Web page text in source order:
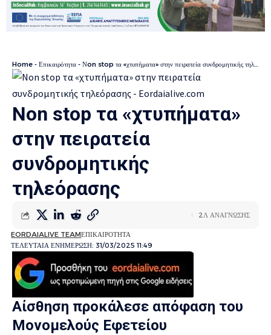
Home - Επικαιρότητα - Νon stop τα «χτυπήματα» στην πειρατεία συνδρομητικής τηλεόρασης
Νon stop τα «χτυπήματα»
στην πειρατεία
συνδρομητικής
τηλεόρασης
ΤΕΛΕΥΤΑΙΑ ΕΝΗΜΕΡΩΣΗ: 31/03/2025 11:49
EORDAIALIVE TEAMΕΠΙΚΑΙΡΟΤΗΤΑ
2Λ ΑΝΑΓΝΩΣΗΣ
Αίσθηση προκάλεσε απόφαση του
Μονομελούς Εφετείου